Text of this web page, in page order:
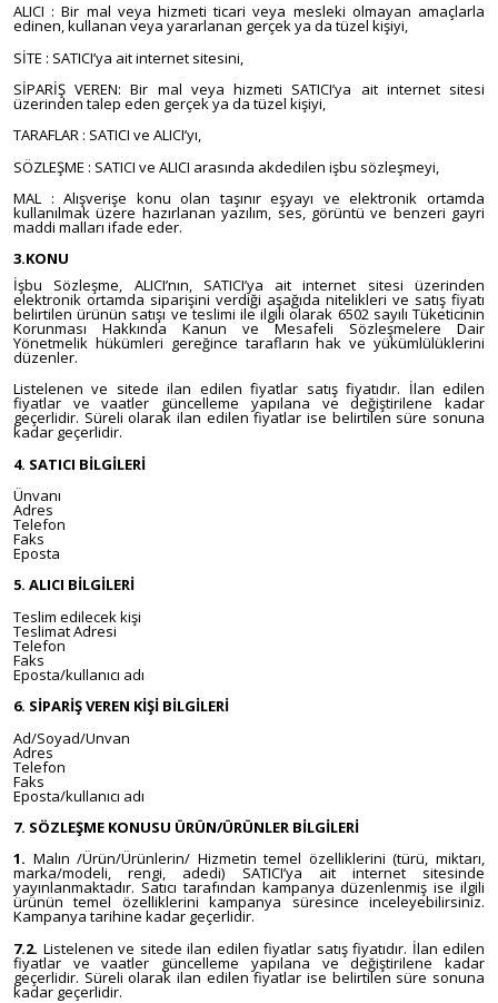
ALICI : Bir mal veya hizmeti ticari veya mesleki olmayan amaçlarla
edinen, kullanan veya yararlanan gerçek ya da tüzel kişiyi,
SİTE : SATICI’ya ait internet sitesini,
SİPARİŞ VEREN: Bir mal veya hizmeti SATICI’ya ait internet sitesi
üzerinden talep eden gerçek ya da tüzel kişiyi,
TARAFLAR : SATICI ve ALICI’yı,
SÖZLEŞME : SATICI ve ALICI arasında akdedilen işbu sözleşmeyi,
MAL : Alışverişe konu olan taşınır eşyayı ve elektronik ortamda
kullanılmak üzere hazırlanan yazılım, ses, görüntü ve benzeri gayri
maddi malları ifade eder.
3.KONU
İşbu Sözleşme, ALICI’nın, SATICI’ya ait internet sitesi üzerinden
elektronik ortamda siparişini verdiği aşağıda nitelikleri ve satış fiyatı
belirtilen ürünün satışı ve teslimi ile ilgili olarak 6502 sayılı Tüketicinin
Korunması Hakkında Kanun ve Mesafeli Sözleşmelere Dair
Yönetmelik hükümleri gereğince tarafların hak ve yükümlülüklerini
düzenler.
Listelenen ve sitede ilan edilen fiyatlar satış fiyatıdır. İlan edilen
fiyatlar ve vaatler güncelleme yapılana ve değiştirilene kadar
geçerlidir. Süreli olarak ilan edilen fiyatlar ise belirtilen süre sonuna
kadar geçerlidir.
4. SATICI BİLGİLERİ
Ünvanı
Adres
Telefon
Faks
Eposta
5. ALICI BİLGİLERİ
Teslim edilecek kişi
Teslimat Adresi
Telefon
Faks
Eposta/kullanıcı adı
6. SİPARİŞ VEREN KİŞİ BİLGİLERİ
Ad/Soyad/Unvan
Adres
Telefon
Faks
Eposta/kullanıcı adı
7. SÖZLEŞME KONUSU ÜRÜN/ÜRÜNLER BİLGİLERİ
1. Malın /Ürün/Ürünlerin/ Hizmetin temel özelliklerini (türü, miktarı,
marka/modeli, rengi, adedi) SATICI’ya ait internet sitesinde
yayınlanmaktadır. Satıcı tarafından kampanya düzenlenmiş ise ilgili
ürünün temel özelliklerini kampanya süresince inceleyebilirsiniz.
Kampanya tarihine kadar geçerlidir.
7.2. Listelenen ve sitede ilan edilen fiyatlar satış fiyatıdır. İlan edilen
fiyatlar ve vaatler güncelleme yapılana ve değiştirilene kadar
geçerlidir. Süreli olarak ilan edilen fiyatlar ise belirtilen süre sonuna
kadar geçerlidir.